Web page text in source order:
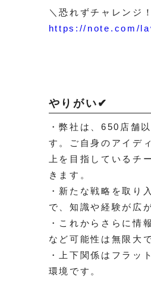
＼恐れずチャレンジ
https://note.com/
やりがい✔
・弊社は、650店舗
す。ご自身のアイデ
上を目指しているチ
きます。
・新たな戦略を取り
で、知識や経験が広
・これからさらに情
など可能性は無限大
・上下関係はフラッ
環境です。